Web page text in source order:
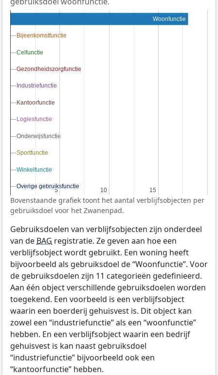
5
5 10
10 15
15
Woonfunctie
Bijeenkomstfunctie
Bijeenkomstfunctie
Celfunctie
Celfunctie
Gezondheidszorgfunctie
Gezondheidszorgfunctie
Industriefunctie
Industriefunctie
Kantoorfunctie
Kantoorfunctie
Logiesfunctie
Logiesfunctie
Onderwijsfunctie
Onderwijsfunctie
Sportfunctie
Sportfunctie
Winkelfunctie
Winkelfunctie
Overige gebruiksfunctie
Overige gebruiksfunctie
Bovenstaande grafiek toont het aantal verblijfsobjecten per
gebruiksdoel voor het Zwanenpad.
Gebruiksdoelen van verblijfsobjecten zijn onderdeel
van de BAG registratie. Ze geven aan hoe een
verblijfsobject wordt gebruikt. Een woning heeft
bijvoorbeeld als gebruiksdoel de “Woonfunctie”. Voor
de gebruiksdoelen zijn 11 categorieën gedefinieerd.
Aan één object verschillende gebruiksdoelen worden
toegekend. Een voorbeeld is een verblijfsobject
waarin een boerderij gehuisvest is. Dit object kan
zowel een “industriefunctie” als een “woonfunctie”
hebben. En een verblijfsobject waarin een bedrijf
gehuisvest is kan naast gebruiksdoel
“industriefunctie” bijvoorbeeld ook een
“kantoorfunctie” hebben.